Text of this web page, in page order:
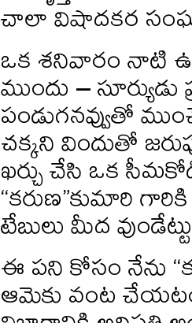
చాలా విషాదకర
ఒక శనివారం నాటి
ముందు –
పండుగనవ్వుతో
చక్కని విందుతో
ఖర్చు చేసి ఒక
“కరుణ”కుమారి
టేబులు మీద
ఈ పని కోసం నేను
ఆమెకు వంట